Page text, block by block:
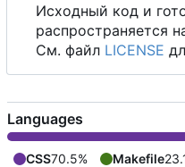
Исходный код и
распространяется
См. файл LICENSE
Languages
CSS70.5% Makefile